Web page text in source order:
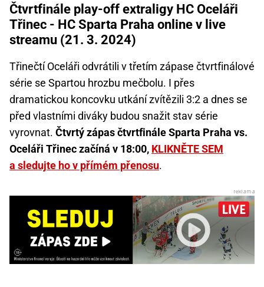
Čtvrtfinále play-off extraligy HC Oceláři
Třinec - HC Sparta Praha online v live
streamu (21. 3. 2024)
Třinečtí Oceláři odvrátili v třetím zápase čtvrtfinálové
série se Spartou hrozbu mečbolu. I přes
dramatickou koncovku utkání zvítězili 3:2 a dnes se
před vlastními diváky budou snažit stav série
vyrovnat. Čtvrtý zápas čtvrtfinále Sparta Praha vs.
Oceláři Třinec začíná v 18:00, KLIKNĚTE SEM
a sledujte ho v přímém přenosu.